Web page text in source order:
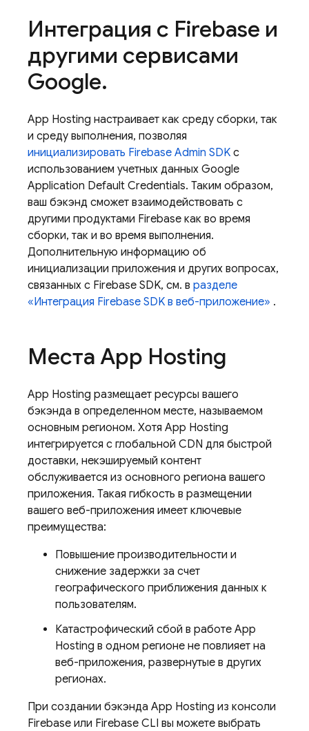
Интеграция с Firebase и
другими сервисами
Google.
App Hosting настраивает как среду сборки, так
и среду выполнения, позволяя
инициализировать Firebase Admin SDK с
использованием учетных данных Google
Application Default Credentials. Таким образом,
ваш бэкэнд сможет взаимодействовать с
другими продуктами Firebase как во время
сборки, так и во время выполнения.
Дополнительную информацию об
инициализации приложения и других вопросах,
связанных с Firebase SDK, см. в разделе
«Интеграция Firebase SDK в веб-приложение» .
Места App Hosting
App Hosting размещает ресурсы вашего
бэкэнда в определенном месте, называемом
основным регионом. Хотя App Hosting
интегрируется с глобальной CDN для быстрой
доставки, некэшируемый контент
обслуживается из основного региона вашего
приложения. Такая гибкость в размещении
вашего веб-приложения имеет ключевые
преимущества:
Повышение производительности и
снижение задержки за счет
географического приближения данных к
пользователям.
Катастрофический сбой в работе App
Hosting в одном регионе не повлияет на
веб-приложения, развернутые в других
регионах.
При создании бэкэнда App Hosting из консоли
Firebase или Firebase CLI вы можете выбрать